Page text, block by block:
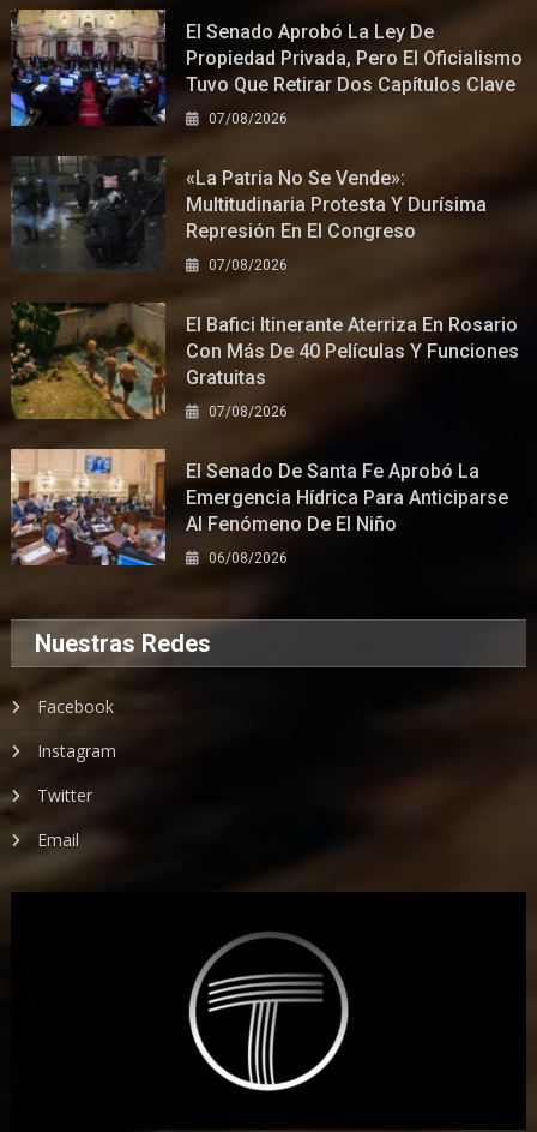
El Senado Aprobó La Ley De
Propiedad Privada, Pero El Oficialismo
Tuvo Que Retirar Dos Capítulos Clave
07/08/2026
«La Patria No Se Vende»:
Multitudinaria Protesta Y Durísima
Represión En El Congreso
07/08/2026
El Bafici Itinerante Aterriza En Rosario
Con Más De 40 Películas Y Funciones
Gratuitas
07/08/2026
El Senado De Santa Fe Aprobó La
Emergencia Hídrica Para Anticiparse
Al Fenómeno De El Niño
06/08/2026
Nuestras Redes
Facebook
Instagram
Twitter
Email